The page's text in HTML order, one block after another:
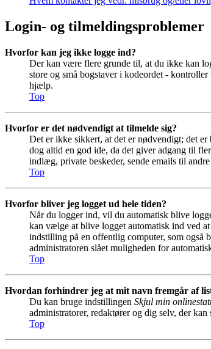
Login- og tilmeldingsproblemer
Hvorfor kan jeg ikke logge ind?
Der kan være flere grunde til, at du ikke kan
store og små bogstaver i kodeordet -
hjælp.
Top
Hvorfor er det nødvendigt at tilmelde sig?
Det er ikke sikkert, at det er nødvendigt; det
dog altid en god ide, da det giver adgang til
indlæg, private beskeder, sende emails til
Top
Hvorfor bliver jeg logget ud hele tiden?
Når du logger ind, vil du automatisk blive
kan vælge at blive logget automatisk ind ved
indstilling på en offentlig computer, som også
administratoren slået muligheden for
Top
Hvordan forhindrer jeg at mit navn fremgår af
Du kan bruge indstillingen Skjul min
administratorer, redaktører og dig selv, der
Top